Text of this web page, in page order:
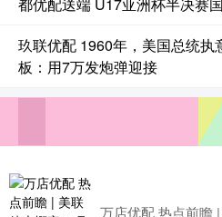
玖联优配 1960年，美国总统执
板：用7万发炮弹迎接
万店优配 热点前瞻